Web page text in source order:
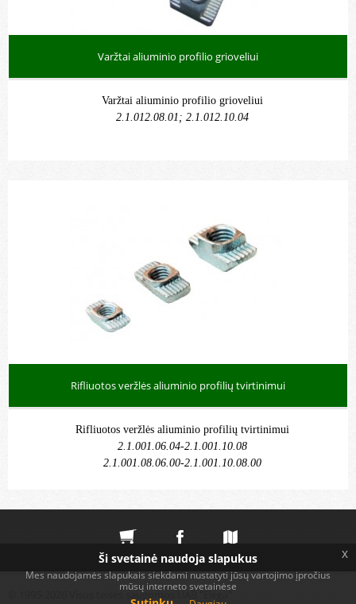
Varžtai aliuminio profilio grioveliui
Varžtai aliuminio profilio grioveliui
2.1.012.08.01; 2.1.012.10.04
Rifliuotos veržlės aliuminio profilių tvirtinimui
Rifliuotos veržlės aliuminio profilių tvirtinimui
2.1.001.06.04-2.1.001.10.08
2.1.001.08.06.00-2.1.001.10.08.00
© 1995-2026 Visos teisės saugomos UAB "Elega"
Ši svetainė naudoja slapukus
Mes naudojamės slapukais siekdami nustatyti jūsų vartojimo įpročius
mūsų interneto svetainėse
x